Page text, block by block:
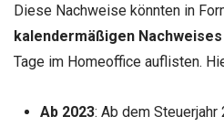
Diese Nachweise könnten in
kalendermäßigen Nachweises
Tage im Homeoffice auflisten.
Ab 2023: Ab dem